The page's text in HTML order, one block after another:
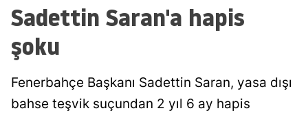
Sadettin Saran'a hapis
şoku
Fenerbahçe Başkanı Sadettin Saran, yasa dışı
bahse teşvik suçundan 2 yıl 6 ay hapis